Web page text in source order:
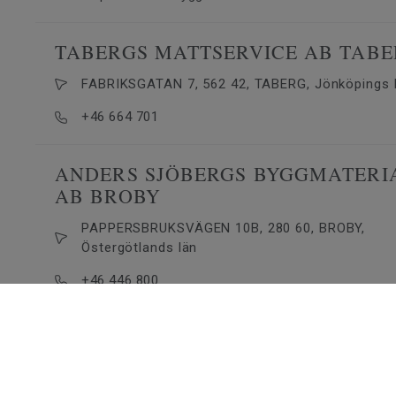
TABERGS MATTSERVICE AB
FABRIKSGATAN 7, 562 42, TABERG, Jönköpings
+46 664 701
ANDERS SJÖBERGS
AB BROBY
PAPPERSBRUKSVÄGEN 10B, 280 60, BROBY,
Östergötlands län
+46 446 800